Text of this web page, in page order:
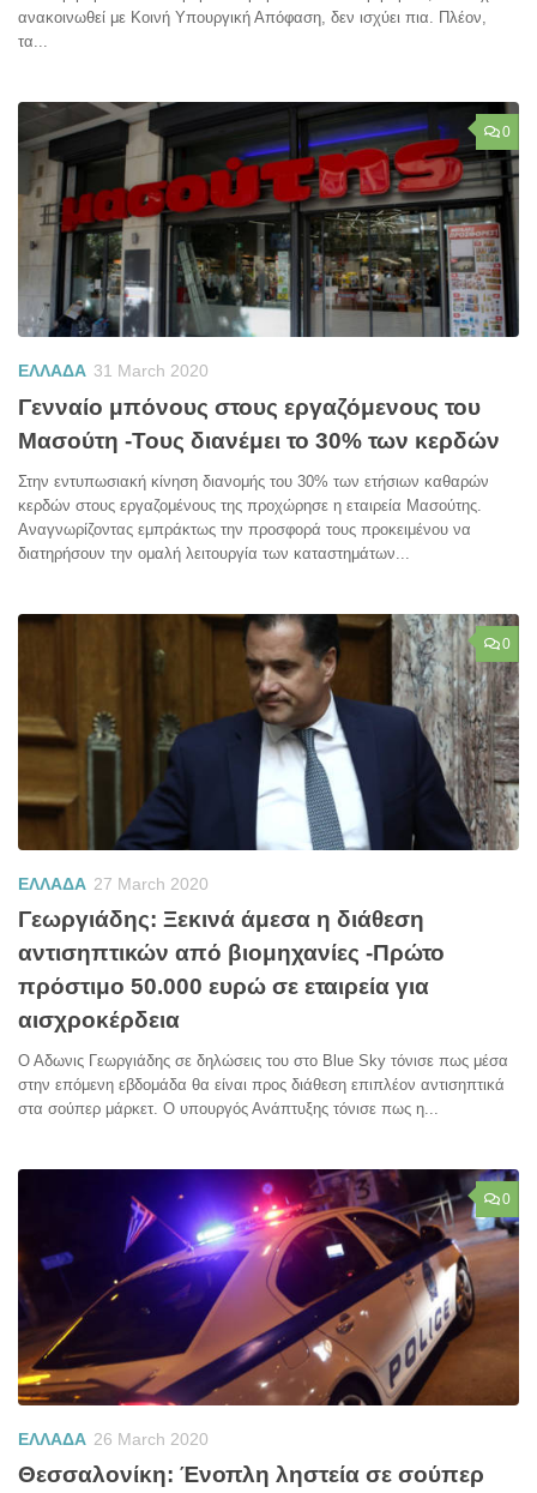
ανακοινωθεί με Κοινή Υπουργική Απόφαση, δεν ισχύει πια. Πλέον,
τα...
0
ΕΛΛΑΔΑ 31 March 2020
Γενναίο μπόνους στους εργαζόμενους του
Μασούτη -Τους διανέμει το 30% των κερδών
Στην εντυπωσιακή κίνηση διανομής του 30% των ετήσιων καθαρών
κερδών στους εργαζομένους της προχώρησε η εταιρεία Μασούτης.
Αναγνωρίζοντας εμπράκτως την προσφορά τους προκειμένου να
διατηρήσουν την ομαλή λειτουργία των καταστημάτων...
0
ΕΛΛΑΔΑ 27 March 2020
Γεωργιάδης: Ξεκινά άμεσα η διάθεση
αντισηπτικών από βιομηχανίες -Πρώτο
πρόστιμο 50.000 ευρώ σε εταιρεία για
αισχροκέρδεια
Ο Αδωνις Γεωργιάδης σε δηλώσεις του στο Blue Sky τόνισε πως μέσα
στην επόμενη εβδομάδα θα είναι προς διάθεση επιπλέον αντισηπτικά
στα σούπερ μάρκετ. Ο υπουργός Ανάπτυξης τόνισε πως η...
0
ΕΛΛΑΔΑ 26 March 2020
Θεσσαλονίκη: Ένοπλη ληστεία σε σούπερ